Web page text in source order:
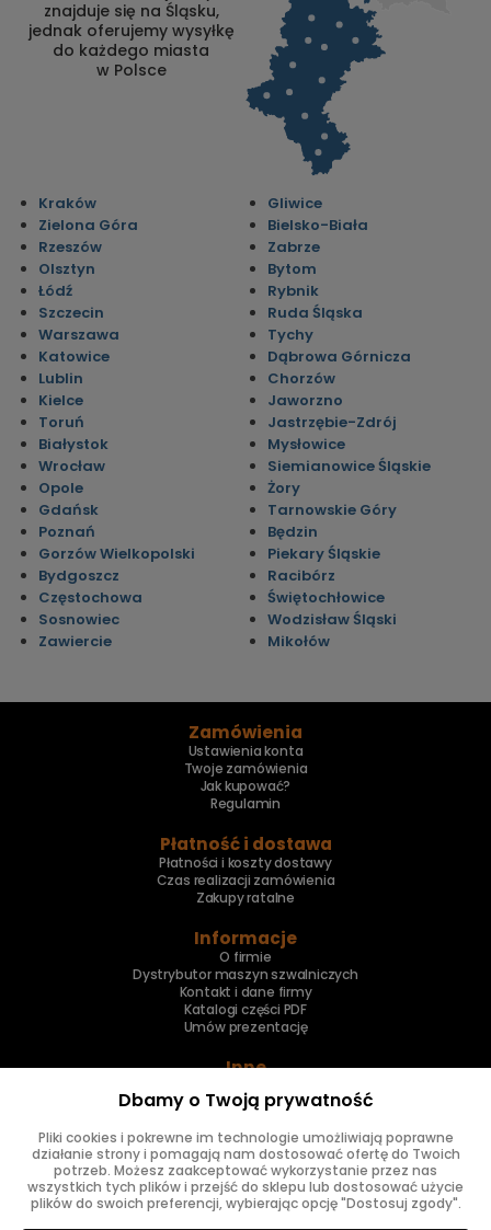
znajduje się na Śląsku,
jednak oferujemy wysyłkę
do każdego miasta
w Polsce
Kraków
Zielona Góra
Rzeszów
Olsztyn
Łódź
Szczecin
Warszawa
Katowice
Lublin
Kielce
Toruń
Białystok
Wrocław
Opole
Gdańsk
Poznań
Gorzów Wielkopolski
Bydgoszcz
Częstochowa
Sosnowiec
Zawiercie
Gliwice
Bielsko-Biała
Zabrze
Bytom
Rybnik
Ruda Śląska
Tychy
Dąbrowa Górnicza
Chorzów
Jaworzno
Jastrzębie-Zdrój
Mysłowice
Siemianowice Śląskie
Żory
Tarnowskie Góry
Będzin
Piekary Śląskie
Racibórz
Świętochłowice
Wodzisław Śląski
Mikołów
Zamówienia
Ustawienia konta
Twoje zamówienia
Jak kupować?
Regulamin
Płatność i dostawa
Płatności i koszty dostawy
Czas realizacji zamówienia
Zakupy ratalne
Informacje
O firmie
Dystrybutor maszyn szwalniczych
Kontakt i dane firmy
Katalogi części PDF
Umów prezentację
Inne
Naprawa maszyn
Znajdziesz nas
Dbamy o Twoją prywatność
Pliki cookies i pokrewne im technologie umożliwiają poprawne
działanie strony i pomagają nam dostosować ofertę do Twoich
potrzeb. Możesz zaakceptować wykorzystanie przez nas
wszystkich tych plików i przejść do sklepu lub dostosować użycie
plików do swoich preferencji, wybierając opcję "Dostosuj zgody".